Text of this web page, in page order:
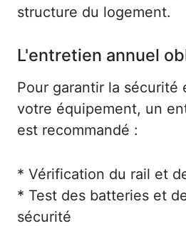
structure du logement.
L'entretien annuel
Pour garantir la sécurité
votre équipement, un
est recommandé :
* Vérification du rail et
* Test des batteries et
sécurité